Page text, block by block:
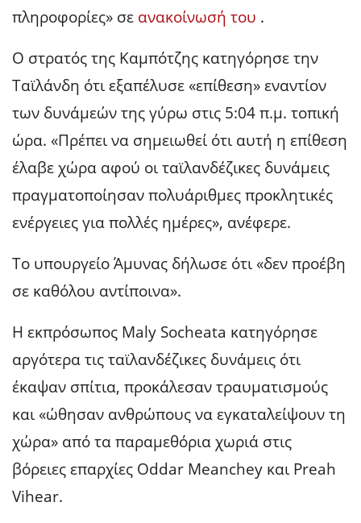
πληροφορίες» σε ανακοίνωσή του .
Ο στρατός της Καμπότζης κατηγόρησε την
Ταϊλάνδη ότι εξαπέλυσε «επίθεση»εναντίον
των δυνάμεών τηςγύρω στις 5:04 π.μ. τοπική
ώρα. «Πρέπει να σημειωθεί ότι αυτή η επίθεση
έλαβε χώρα αφού οι ταϊλανδέζικες δυνάμεις
πραγματοποίησαν πολυάριθμες προκλητικές
ενέργειες για πολλές ημέρες», ανέφερε.
Το υπουργείο Άμυνας δήλωσε ότι «δεν προέβη
σε καθόλου αντίποινα».
Η εκπρόσωπος Maly Socheata κατηγόρησε
αργότερα τις ταϊλανδέζικες δυνάμεις ότι
έκαψαν σπίτια, προκάλεσαν τραυματισμούς
και «ώθησαν ανθρώπους να εγκαταλείψουν τη
χώρα» από τα παραμεθόρια χωριά στις
βόρειες επαρχίες Oddar Meanchey και Preah
Vihear.